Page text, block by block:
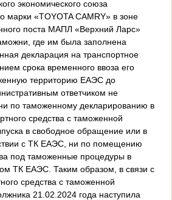
экономического союза
марки «TOYOTA CAMRY» в зоне
поста МАПЛ «Верхний Ларс»
где им была заполнена
декларация на транспортное
срока временного ввоза его
территорию ЕАЭС до
ответчиком не
по таможенному декларированию в
средства с таможенной
в свободное обращение или в
с ТК ЕАЭС, ни по помещению
под таможенные процедуры в
ТК ЕАЭС. Таким образом, в связи с
средства с таможенной
21.02.2024 года наступила